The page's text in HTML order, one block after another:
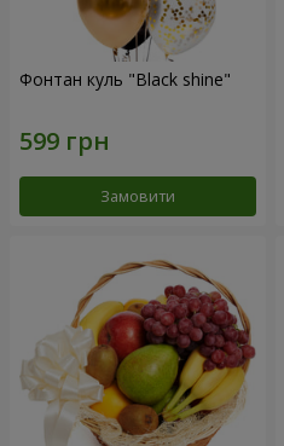
Фонтан куль "Black shine"
Замовити